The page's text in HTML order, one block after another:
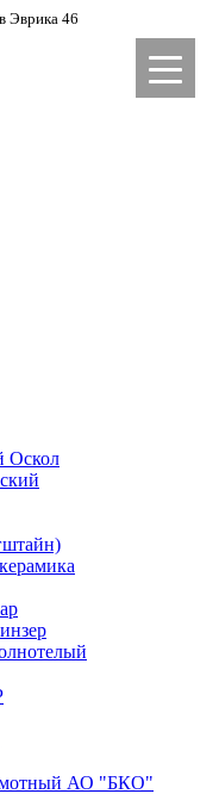
Оскол
АО "БКО"